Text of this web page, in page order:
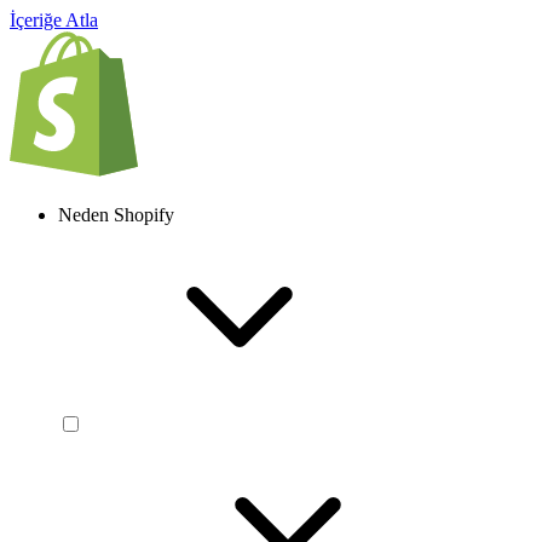
İçeriğe Atla
Neden Shopify